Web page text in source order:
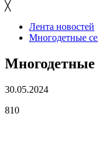
╳
Лента новостей
Многодетные
Многодетные
30.05.2024
810